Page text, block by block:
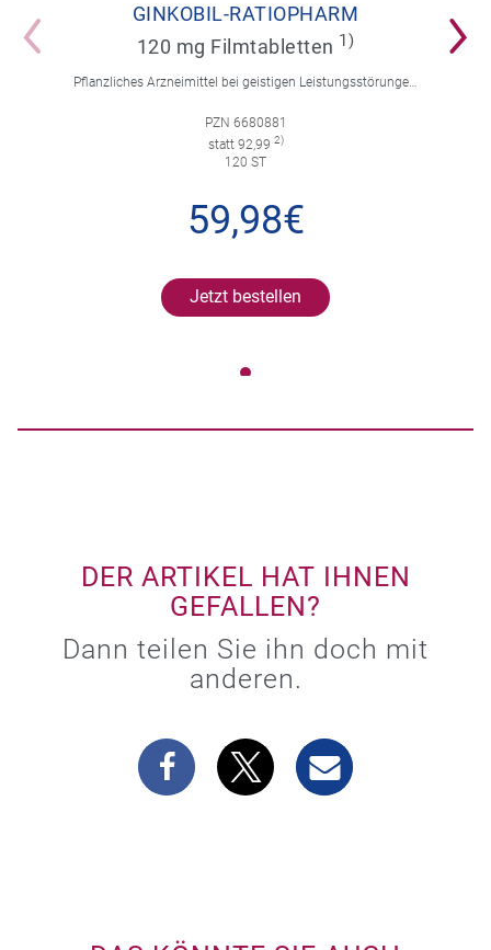
GINKOBIL-RATIOPHARM
120 mg Filmtabletten 1)
Pflanzliches Arzneimittel bei geistigen Leistungsstörungen und Durchblutungsstörungen.
PZN 6680881
statt 92,99 2)
120 ST
59,98€
Jetzt bestellen
DER ARTIKEL HAT IHNEN
GEFALLEN?
Dann teilen Sie ihn doch mit
anderen.